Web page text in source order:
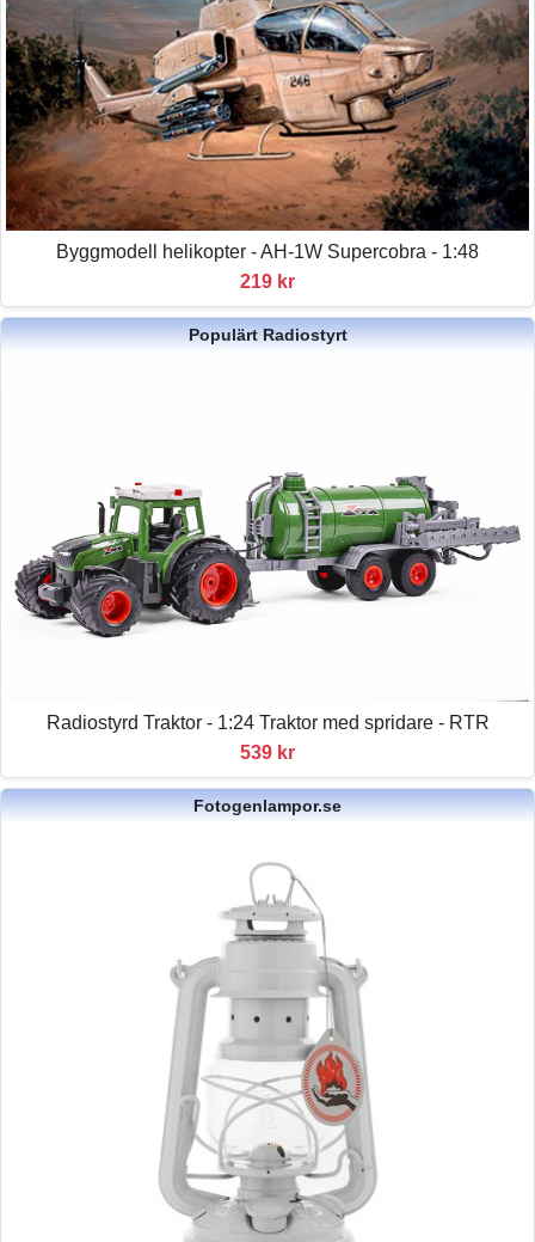
Byggmodell helikopter - AH-1W Supercobra - 1:48
219 kr
Populärt Radiostyrt
Radiostyrd Traktor - 1:24 Traktor med spridare - RTR
539 kr
Fotogenlampor.se